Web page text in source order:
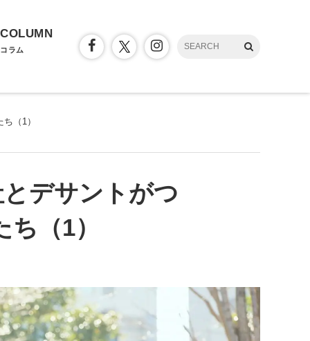
COLUMN
コラム
（1）
デサントがつ
（1）